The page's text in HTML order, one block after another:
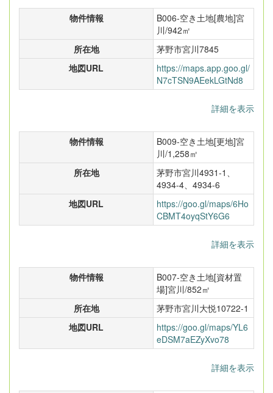
物件情報
B006-空き土地[農地]宮
川/942㎡
所在地
茅野市宮川7845
地図URL
https://maps.app.goo.gl/
N7cTSN9AEekLGtNd8
詳細を表示
物件情報
B009-空き土地[更地]宮
川/1,258㎡
所在地
茅野市宮川4931-1、
4934-4、4934-6
地図URL
https://goo.gl/maps/6Ho
CBMT4oyqStY6G6
詳細を表示
物件情報
B007-空き土地[資材置
場]宮川/852㎡
所在地
茅野市宮川大悦10722-1
地図URL
https://goo.gl/maps/YL6
eDSM7aEZyXvo78
詳細を表示